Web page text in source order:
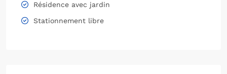
Résidence avec jardin
Stationnement libre